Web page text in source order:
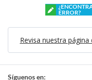
ERROR?
Revisa nuestra
Síguenos en: